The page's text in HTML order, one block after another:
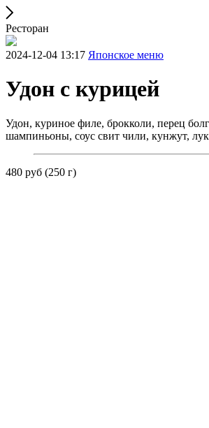
Ресторан
2024-12-04 13:17 Японское меню
Удон с курицей
Удон, куриное филе, брокколи, перец
шампиньоны, соус свит чили, кунжут,
480 руб (250 г)